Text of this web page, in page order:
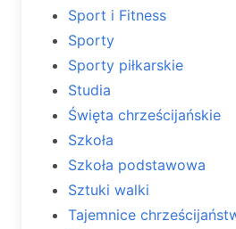
Sport i Fitness
Sporty
Sporty piłkarskie
Studia
Święta chrześcijańskie
Szkoła
Szkoła podstawowa
Sztuki walki
Tajemnice